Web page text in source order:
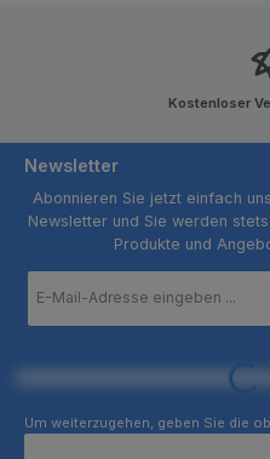
Kostenloser
Newsletter
Abonnieren Sie jetzt einfach
Newsletter und Sie werden
Produkte und
Mail-
Um weiterzugehen, geben Sie die